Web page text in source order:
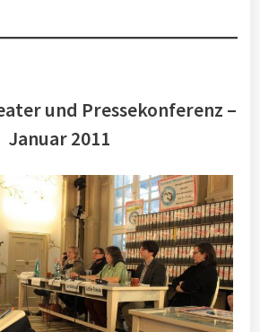
und Pressekonferenz –
Januar 2011